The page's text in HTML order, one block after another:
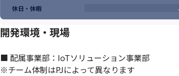
休日・休暇
開発環境・現場
■ 配属事業部：IoTソリューション事業部
※チーム体制はPJによって異なります